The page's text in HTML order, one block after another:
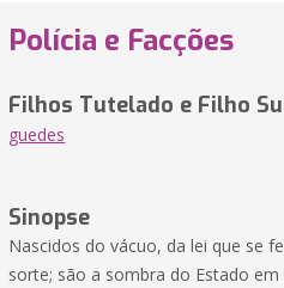
Polícia e Facções
Filhos Tutelado e Filho
guedes
Sinopse
​Nascidos do vácuo, da lei que se
sorte; são a sombra do Estado